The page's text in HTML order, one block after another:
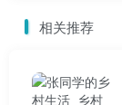
相关推荐